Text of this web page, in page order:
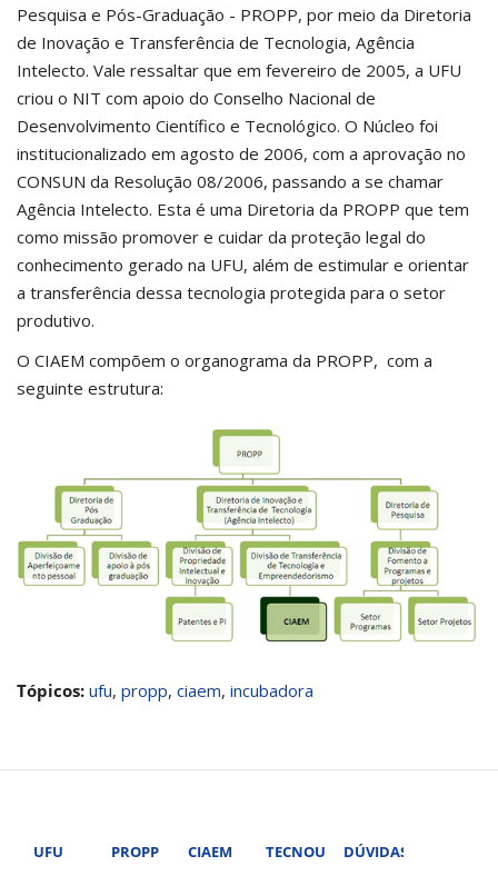
Pesquisa e Pós-Graduação - PROPP, por meio da Diretoria
de Inovação e Transferência de Tecnologia, Agência
Intelecto. Vale ressaltar que em fevereiro de 2005, a UFU
criou o NIT com apoio do Conselho Nacional de
Desenvolvimento Científico e Tecnológico. O Núcleo foi
institucionalizado em agosto de 2006, com a aprovação no
CONSUN da Resolução 08/2006, passando a se chamar
Agência Intelecto. Esta é uma Diretoria da PROPP que tem
como missão promover e cuidar da proteção legal do
conhecimento gerado na UFU, além de estimular e orientar
a transferência dessa tecnologia protegida para o setor
produtivo.
O CIAEM compõem o organograma da PROPP, com a
seguinte estrutura:
Tópicos: ufu, propp, ciaem, incubadora
UFU
PROPP
CIAEM
TECNOUFU DÚVIDAS?